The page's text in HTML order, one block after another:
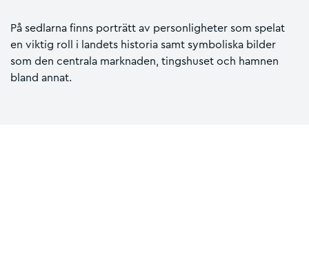
På sedlarna finns porträtt av personligheter som spelat
en viktig roll i landets historia samt symboliska bilder
som den centrala marknaden, tingshuset och hamnen
bland annat.